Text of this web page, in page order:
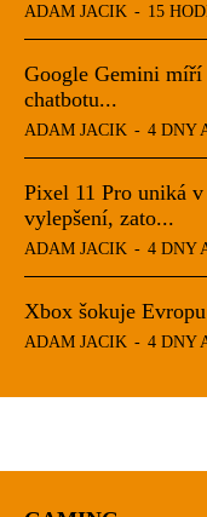
ADAM JACIK - 15
Google Gemini
chatbotu...
ADAM JACIK - 4 DNY
Pixel 11 Pro uniká
vylepšení, zato...
ADAM JACIK - 4 DNY
Xbox šokuje
ADAM JACIK - 4 DNY